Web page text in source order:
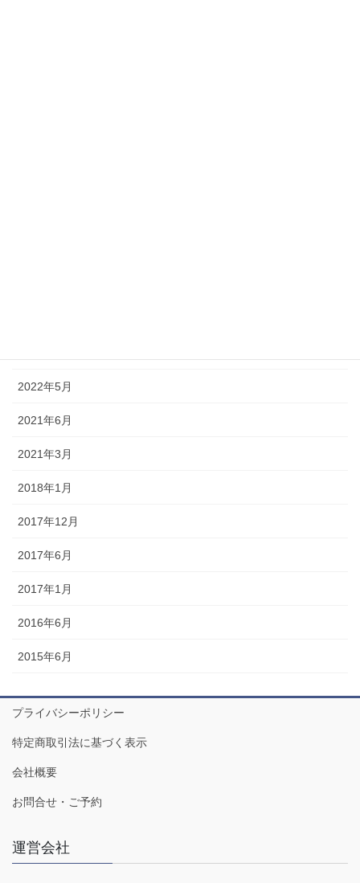
2022年5月
2021年6月
2021年3月
2018年1月
2017年12月
2017年6月
2017年1月
2016年6月
2015年6月
プライバシーポリシー
特定商取引法に基づく表示
会社概要
お問合せ・ご予約
運営会社